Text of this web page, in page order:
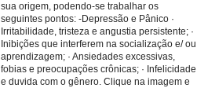
sua origem, podendo-se trabalhar os
seguintes pontos: -Depressão e Pânico ·
Irritabilidade, tristeza e angustia persistente; ·
Inibições que interferem na socialização e/ ou
aprendizagem; · Ansiedades excessivas,
fobias e preocupações crônicas; · Infelicidade
e duvida com o gênero. Clique na imagem e